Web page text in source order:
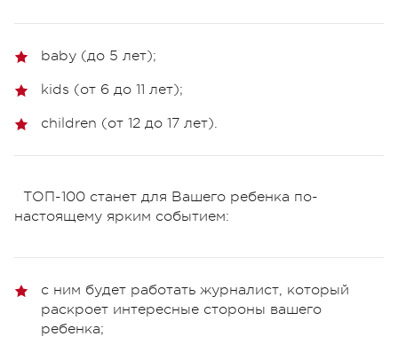
baby (до 5 лет);
kids (от 6 до 11 лет);
children (от 12 до 17 лет).
ТОП-100 станет для Вашего ребенка по-
настоящему ярким событием:
с ним будет работать журналист, который
раскроет интересные стороны вашего
ребенка;